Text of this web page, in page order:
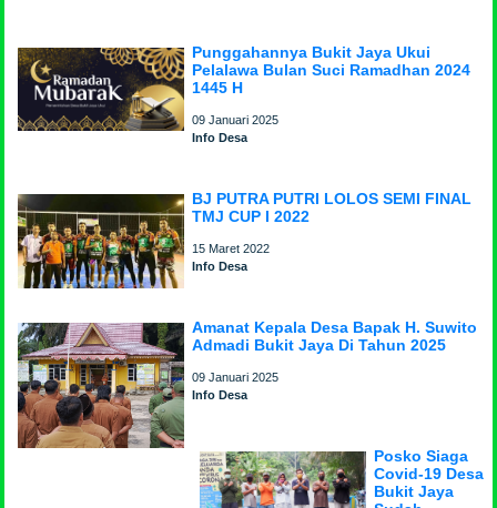
Punggahannya Bukit Jaya Ukui
Pelalawa Bulan Suci Ramadhan 2024
1445 H
09 Januari 2025
Info Desa
BJ PUTRA PUTRI LOLOS SEMI FINAL
TMJ CUP I 2022
15 Maret 2022
Info Desa
Amanat Kepala Desa Bapak H. Suwito
Admadi Bukit Jaya Di Tahun 2025
09 Januari 2025
Info Desa
Posko Siaga
Covid-19 Desa
Bukit Jaya